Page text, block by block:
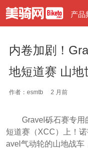
产品
内卷加剧！
地短道赛 山地
作者：esmtb 2 月前
Gravel砾石赛专用
短道赛（XCC）上！
avel气动轮的山地战车